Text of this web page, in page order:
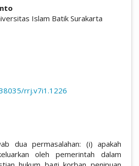
Islam Batik Surakarta
rrj.v7i1.1226
dua permasalahan: (i) apakah
oleh pemerintah dalam